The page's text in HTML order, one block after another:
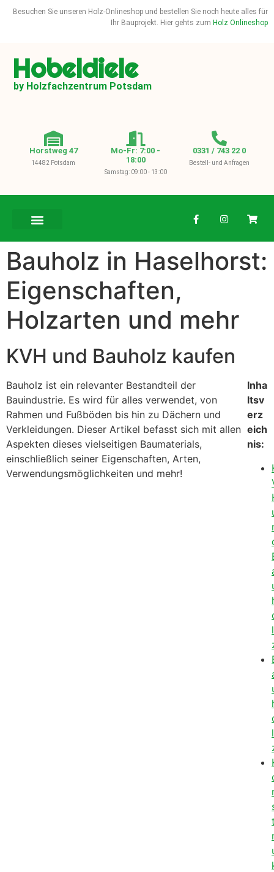
Besuchen Sie unseren Holz-Onlineshop und bestellen Sie noch heute alles für
Ihr Bauprojekt. Hier gehts zum Holz Onlineshop
Hobeldiele
by Holzfachzentrum Potsdam
Horstweg 47
14482 Potsdam
Mo-Fr: 7:00 -
18:00
Samstag: 09:00 - 13:00
0331 / 743 22 0
Bestell- und Anfragen
Bauholz in Haselhorst:
Eigenschaften,
Holzarten und mehr
KVH und Bauholz kaufen
Bauholz ist ein relevanter Bestandteil der
Bauindustrie. Es wird für alles verwendet, von
Rahmen und Fußböden bis hin zu Dächern und
Verkleidungen. Dieser Artikel befasst sich mit allen
Aspekten dieses vielseitigen Baumaterials,
einschließlich seiner Eigenschaften, Arten,
Verwendungsmöglichkeiten und mehr!
Inha
ltsv
erz
eich
nis:
l
l